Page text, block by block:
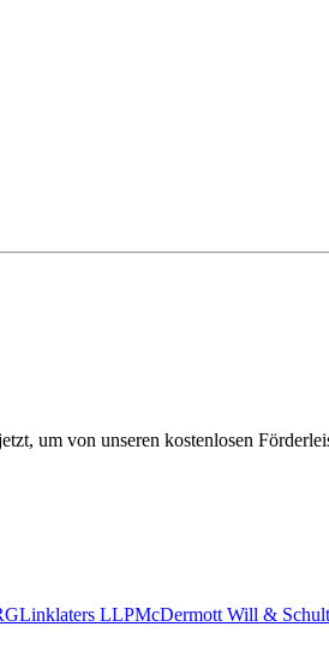
um von unseren kostenlosen
Linklaters LLPMcDermott Will &